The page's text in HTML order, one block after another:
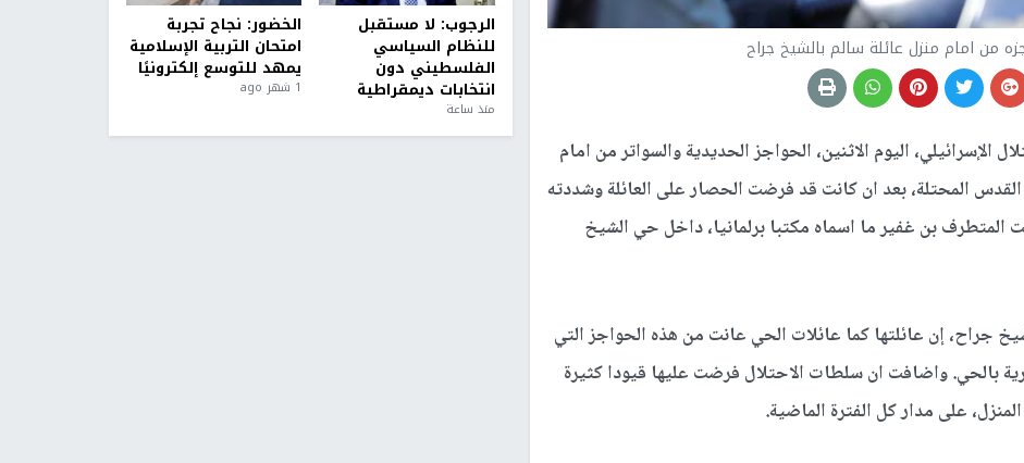
من امام منزل عائلة سالم بالشيخ جراح
الإسرائيلي، اليوم الاثنين، الحواجز الحديدية والسواتر من امام
المحتلة، بعد ان كانت قد فرضت الحصار على العائلة وشددته
المتطرف بن غفير ما اسماه مكتبا برلمانيا، داخل حي الشيخ
إن عائلتها كما عائلات الحي عانت من هذه الحواجز التي
بالحي. واضافت ان سلطات الاحتلال فرضت عليها قيودا كثيرة
على مدار كل الفترة الماضية.
الرجوب: لا مستقبل
للنظام السياسي
الفلسطيني دون
انتخابات ديمقراطية
منذ ساعة
الخضور: نجاح تجربة
امتحان التربية الإسلامية
يمهد للتوسع إلكترونيًا
1 شهر ago